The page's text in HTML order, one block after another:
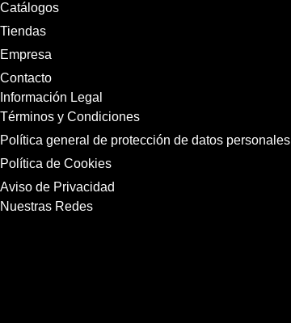
Catálogos
Tiendas
Empresa
Contacto
Información Legal
Términos y Condiciones
Política general de protección de datos personales
Política de Cookies
Aviso de Privacidad
Nuestras Redes